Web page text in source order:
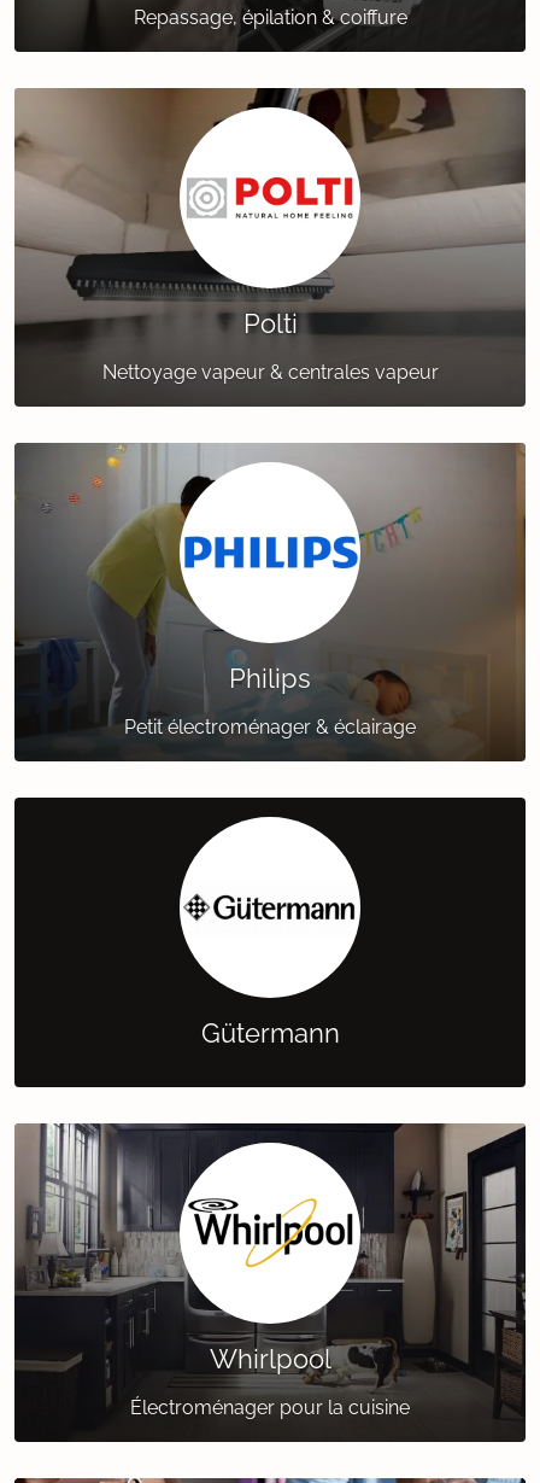
Repassage, épilation & coiffure
Polti
Nettoyage vapeur & centrales vapeur
Philips
Petit électroménager & éclairage
Gütermann
Whirlpool
Électroménager pour la cuisine